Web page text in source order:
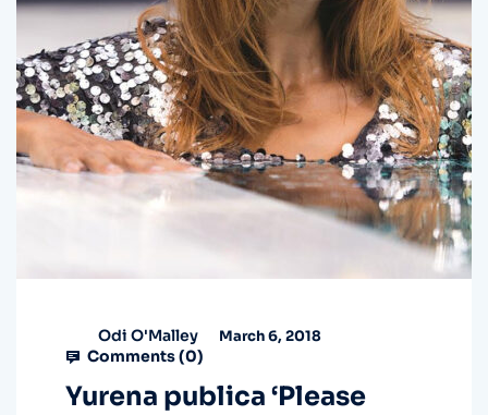
Odi O'Malley March 6, 2018
Comments (0)
Yurena publica ‘Please